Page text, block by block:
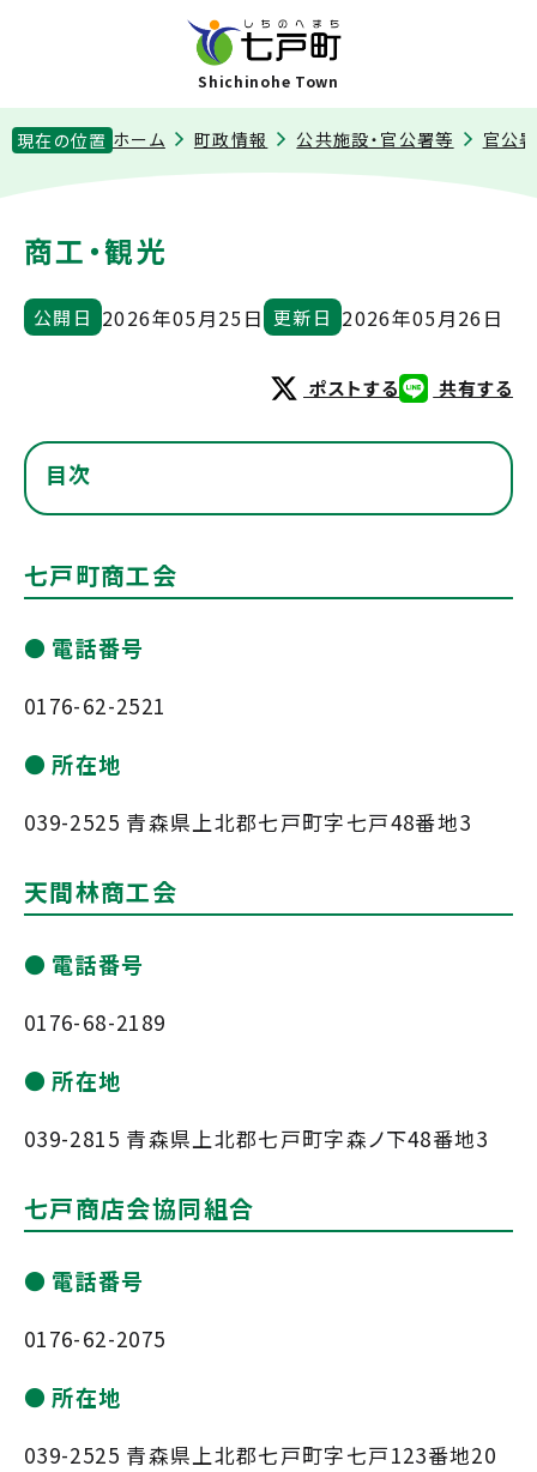
Shichinohe Town
現在の位置 ホーム 町政情報 公共施設・官公署等 官公
商工・観光
公開日 2026年05月25日 更新日 2026年05月26日
ポストする 共有する
目次
七戸町商工会
電話番号
0176-62-2521
所在地
039-2525 青森県上北郡七戸町字七戸48番地3
天間林商工会
電話番号
0176-68-2189
所在地
039-2815 青森県上北郡七戸町字森ノ下48番地3
七戸商店会協同組合
電話番号
0176-62-2075
所在地
039-2525 青森県上北郡七戸町字七戸123番地20